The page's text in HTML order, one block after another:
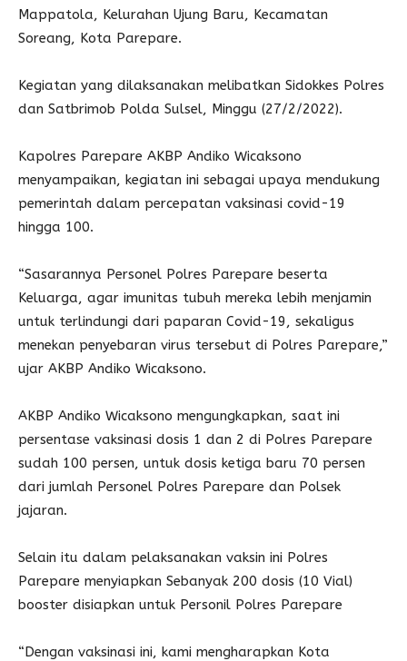
Mappatola, Kelurahan Ujung Baru, Kecamatan
Soreang, Kota Parepare.
Kegiatan yang dilaksanakan melibatkan Sidokkes Polres
dan Satbrimob Polda Sulsel, Minggu (27/2/2022).
Kapolres Parepare AKBP Andiko Wicaksono
menyampaikan, kegiatan ini sebagai upaya mendukung
pemerintah dalam percepatan vaksinasi covid-19
hingga 100.
“Sasarannya Personel Polres Parepare beserta
Keluarga, agar imunitas tubuh mereka lebih menjamin
untuk terlindungi dari paparan Covid-19, sekaligus
menekan penyebaran virus tersebut di Polres Parepare,”
ujar AKBP Andiko Wicaksono.
AKBP Andiko Wicaksono mengungkapkan, saat ini
persentase vaksinasi dosis 1 dan 2 di Polres Parepare
sudah 100 persen, untuk dosis ketiga baru 70 persen
dari jumlah Personel Polres Parepare dan Polsek
jajaran.
Selain itu dalam pelaksanakan vaksin ini Polres
Parepare menyiapkan Sebanyak 200 dosis (10 Vial)
booster disiapkan untuk Personil Polres Parepare
“Dengan vaksinasi ini, kami mengharapkan Kota